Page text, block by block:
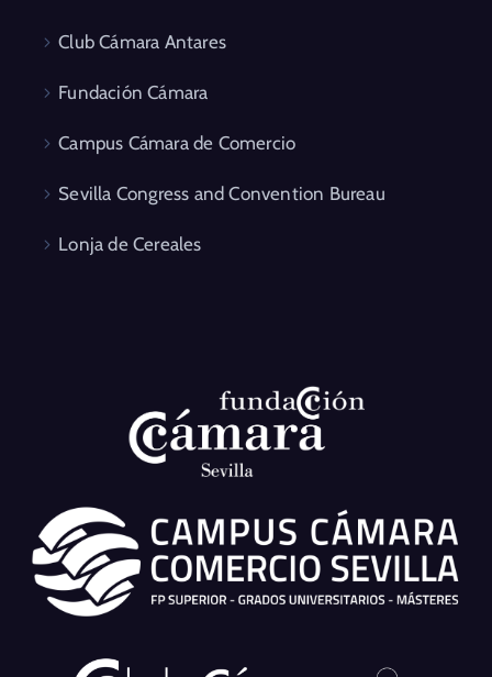
Club Cámara Antares
Fundación Cámara
Campus Cámara de Comercio
Sevilla Congress and Convention Bureau
Lonja de Cereales